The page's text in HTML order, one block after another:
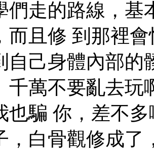
們走的路線，基
而且修 到那裡
自己身體內部的
千萬不要亂去玩
也騙 你，差不
，白骨觀修成了